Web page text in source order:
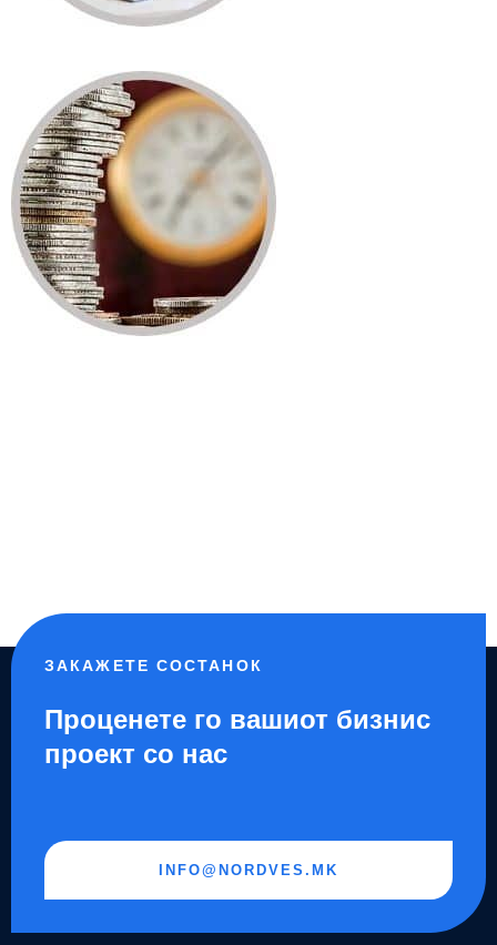
ЗАКАЖЕТЕ СОСТАНОК
Проценете го вашиот бизнис
проект со нас
INFO@NORDVES.MK